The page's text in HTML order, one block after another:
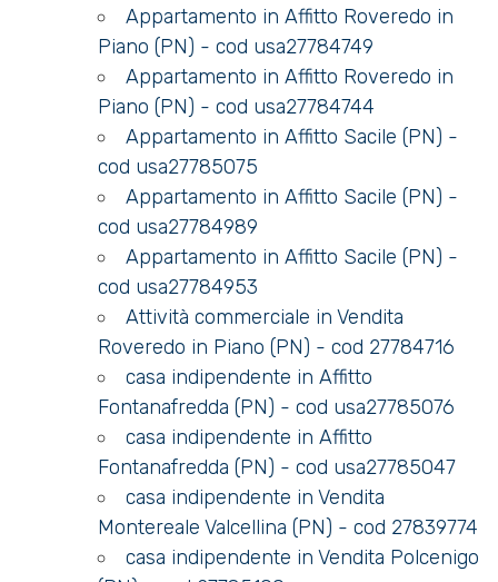
Appartamento in Affitto Roveredo in
Piano (PN) - cod usa27784749
Appartamento in Affitto Roveredo in
Piano (PN) - cod usa27784744
Appartamento in Affitto Sacile (PN) -
cod usa27785075
Appartamento in Affitto Sacile (PN) -
cod usa27784989
Appartamento in Affitto Sacile (PN) -
cod usa27784953
Attività commerciale in Vendita
Roveredo in Piano (PN) - cod 27784716
casa indipendente in Affitto
Fontanafredda (PN) - cod usa27785076
casa indipendente in Affitto
Fontanafredda (PN) - cod usa27785047
casa indipendente in Vendita
Montereale Valcellina (PN) - cod 27839774
casa indipendente in Vendita Polcenigo
Qualsiasi